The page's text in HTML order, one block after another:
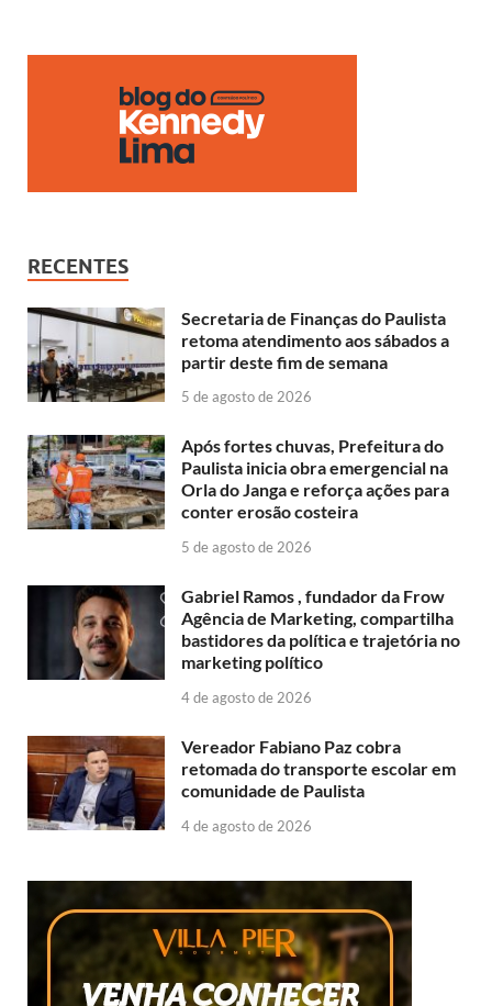
o A
p
p
Li
n
k
dI
n
RECENTES
Secretaria de Finanças do Paulista
retoma atendimento aos sábados a
partir deste fim de semana
5 de agosto de 2026
Após fortes chuvas, Prefeitura do
Paulista inicia obra emergencial na
Orla do Janga e reforça ações para
conter erosão costeira
5 de agosto de 2026
Gabriel Ramos , fundador da Frow
Agência de Marketing, compartilha
bastidores da política e trajetória no
marketing político
4 de agosto de 2026
Vereador Fabiano Paz cobra
retomada do transporte escolar em
comunidade de Paulista
4 de agosto de 2026